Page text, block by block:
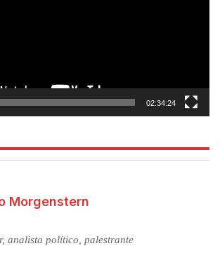
02:34:24
Morgenstern
analista político, palestrante